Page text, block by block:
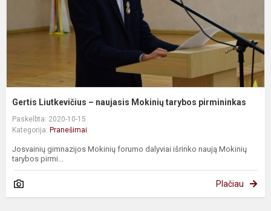
Gertis Liutkevičius – naujasis Mokinių tarybos pirmininkas
Paskelbta: 2020-10-15
Kategorija: Pranešimai
Josvainių gimnazijos Mokinių forumo dalyviai išrinko naują Mokinių
tarybos pirmi...
Plačiau